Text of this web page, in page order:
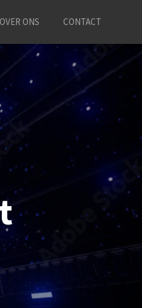
OVER ONS CONTACT